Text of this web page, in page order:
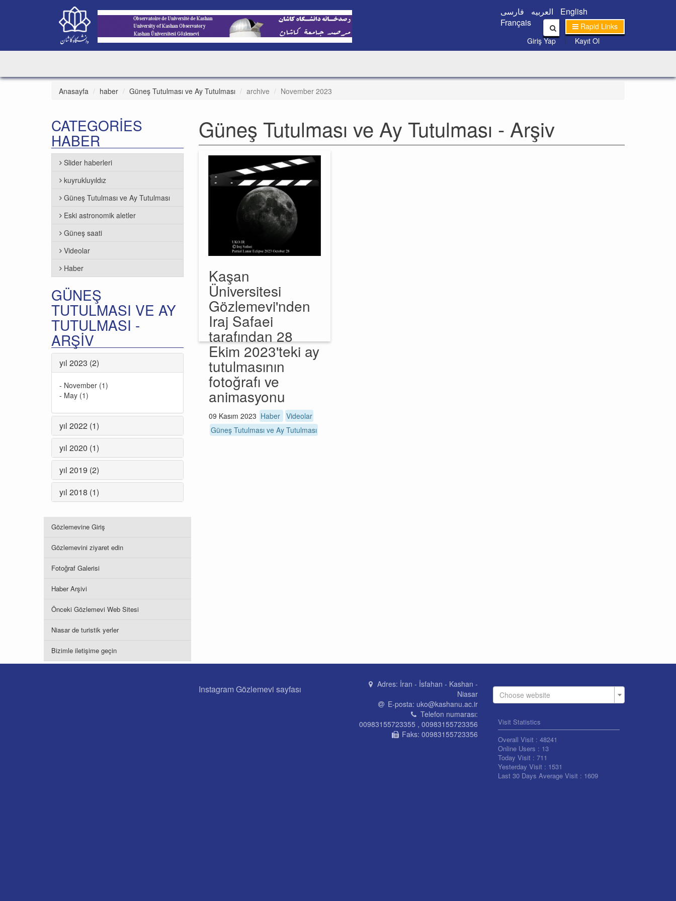
فارسی العربیه
English
Français
Giriş Yap | Kayıt Ol
Rapid Links
Anasayfa haber Güneş Tutulması ve Ay Tutulması archive November 2023
Güneş Tutulması ve Ay Tutulması - Arşiv
Kaşan
Üniversitesi
Gözlemevi'nden
Iraj Safaei
tarafından 28
Ekim 2023'teki ay
tutulmasının
fotoğrafı ve
animasyonu
09 Kasım 2023 Haber Videolar
Güneş Tutulması ve Ay Tutulması
CATEGORIES
HABER
Slider haberleri
kuyrukluyıldız
Güneş Tutulması ve Ay Tutulması
Eski astronomik aletler
Güneş saati
Videolar
Haber
GÜNEŞ
TUTULMASI VE AY
TUTULMASI -
ARŞIV
yıl 2023 (2)
- November (1)
- May (1)
yıl 2022 (1)
yıl 2020 (1)
yıl 2019 (2)
yıl 2018 (1)
Gözlemevine Giriş
Gözlemevini ziyaret edin
Fotoğraf Galerisi
Haber Arşivi
Önceki Gözlemevi Web Sitesi
Niasar de turistik yerler
Bizimle iletişime geçin
Instagram Gözlemevi sayfası Adres: İran - İsfahan - Kashan -
Niasar
E-posta: uko@kashanu.ac.ir
Telefon numarası:
00983155723355 , 00983155723356
Faks: 00983155723356
Choose website
Visit Statistics
Overall Visit : 48241
Online Users : 13
Today Visit : 711
Yesterday Visit : 1531
Last 30 Days Average Visit : 1609